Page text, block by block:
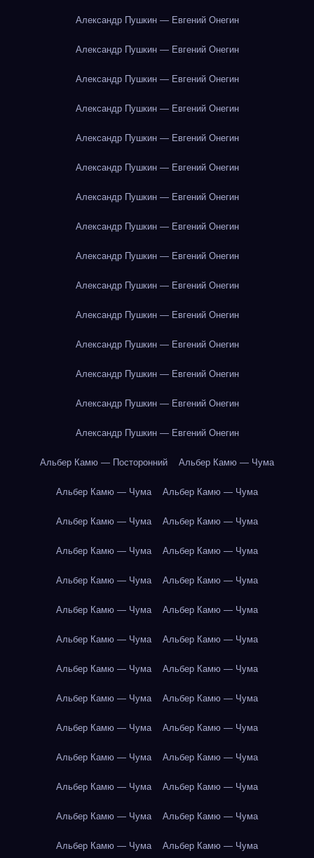
Александр Пушкин — Евгений Онегин
Александр Пушкин — Евгений Онегин
Александр Пушкин — Евгений Онегин
Александр Пушкин — Евгений Онегин
Александр Пушкин — Евгений Онегин
Александр Пушкин — Евгений Онегин
Александр Пушкин — Евгений Онегин
Александр Пушкин — Евгений Онегин
Александр Пушкин — Евгений Онегин
Александр Пушкин — Евгений Онегин
Александр Пушкин — Евгений Онегин
Александр Пушкин — Евгений Онегин
Александр Пушкин — Евгений Онегин
Александр Пушкин — Евгений Онегин
Александр Пушкин — Евгений Онегин
Альбер Камю — Посторонний Альбер Камю — Чума
Альбер Камю — Чума Альбер Камю — Чума
Альбер Камю — Чума Альбер Камю — Чума
Альбер Камю — Чума Альбер Камю — Чума
Альбер Камю — Чума Альбер Камю — Чума
Альбер Камю — Чума Альбер Камю — Чума
Альбер Камю — Чума Альбер Камю — Чума
Альбер Камю — Чума Альбер Камю — Чума
Альбер Камю — Чума Альбер Камю — Чума
Альбер Камю — Чума Альбер Камю — Чума
Альбер Камю — Чума Альбер Камю — Чума
Альбер Камю — Чума Альбер Камю — Чума
Альбер Камю — Чума Альбер Камю — Чума
Альбер Камю — Чума Альбер Камю — Чума